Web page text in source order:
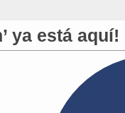
ya está aquí!